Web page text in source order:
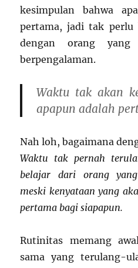
kesimpulan bahwa
pertama, jadi tak perlu
dengan orang yang
berpengalaman.
Waktu tak akan
apapun adalah
Nah loh, bagaimana
Waktu tak pernah
belajar dari orang
meski kenyataan yang
pertama bagi siapapun.
Rutinitas memang
sama yang terulang-